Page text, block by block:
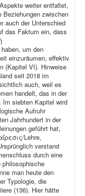
weiter entfaltet,
Beziehungen zwischen
auch der Unterschied
das Faktum ein, dass
um den
einzuräumen, effektiv
(Kapitel VI). Hinweise
seit 2018 im
auch, weil es
handelt, das in der
Im siebten Kapitel wird
Aufruhr
Jahrhundert in der
geführt hat,
Lehre,
verstand
durch eine
philosophische
man heute den
Typologie, die
(136). Hier hätte